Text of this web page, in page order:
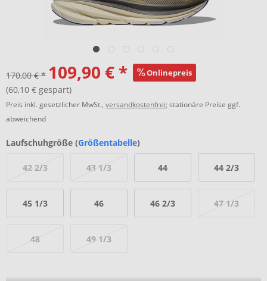
170,00 € * 109,90 € * Onlinepreis
(60,10 € gespart)
Preis inkl. gesetzlicher MwSt., versandkostenfrei; stationäre Preise ggf.
abweichend
Laufschuhgröße (Größentabelle)
42 2/3 43 1/3 44 44 2/3
45 1/3 46 46 2/3 47 1/3
48 49 1/3